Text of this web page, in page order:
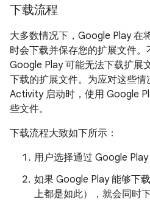
下载流程
大多数情况下，Google Play 在
时会下载并保存您的扩展文件。
Google Play 可能无法下载扩展
下载的扩展文件。为应对这些
Activity 启动时，使用 Google
些文件。
下载流程大致如下所示：
用户选择通过 Google Play
如果 Google Play 能够下
上都是如此），就会同时